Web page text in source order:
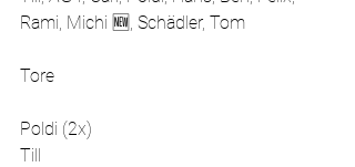
Rami, Michi 🆕, Schädler, Tom
Tore
Poldi (2x)
Till